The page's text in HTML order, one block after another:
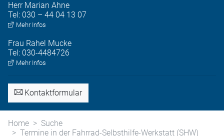
Herr Marian Ahne
Tel: 030 – 44 04 13 07
Mehr Infos
Frau Rahel Mucke
Tel: 030-4484726
Mehr Infos
Kontaktformular
Home
Suche
Termine in der Fahrrad-Selbsthilfe-Werkstatt (SHW)